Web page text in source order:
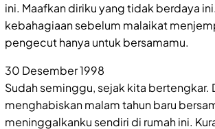
ini. Maafkan diriku yang tidak berdaya
kebahagiaan sebelum malaikat
pengecut hanya untuk bersamamu.
30 Desember 1998
Sudah seminggu, sejak kita
menghabiskan malam tahun baru
meninggalkanku sendiri di rumah ini.